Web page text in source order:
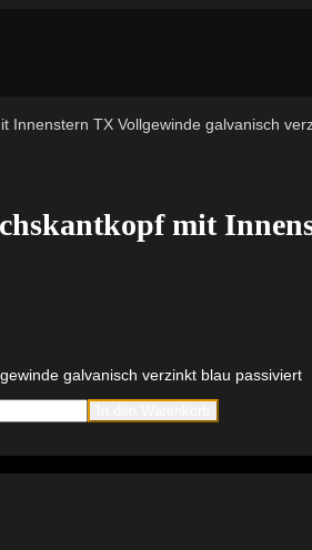
TX Vollgewinde galvanisch
mit
galvanisch verzinkt blau passiviert